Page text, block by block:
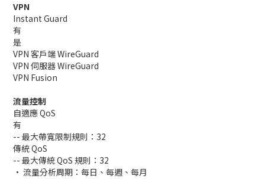
VPN
Instant Guard
有
是
VPN 客戶端 WireGuard
VPN 伺服器 WireGuard
VPN Fusion
流量控制
自適應 QoS
有
-- 最大帶寬限制規則：32
傳統 QoS
-- 最大傳統 QoS 規則：32
• 流量分析周期：每日、每週、每月